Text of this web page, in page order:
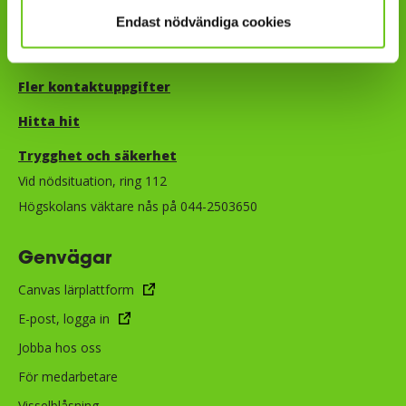
Endast nödvändiga cookies
Telefon: 044-2503000
E-post:info@hkr.se
Fler kontaktuppgifter
Hitta hit
Trygghet och säkerhet​​​​​​​​​​​
Vid nödsituation, ring 112
Högskolans väktare nås på 044-2503650
Genvägar
Canvas lärplattform
E-post, logga in
Jobba hos oss
För medarbetare